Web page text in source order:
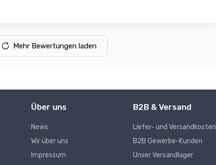
Mehr Bewertungen laden
Über uns
News
Wir über uns
Impressum
B2B & Versand
Liefer- und Versandkosten
B2B Gewerbe-Kunden
Unser Versandlager